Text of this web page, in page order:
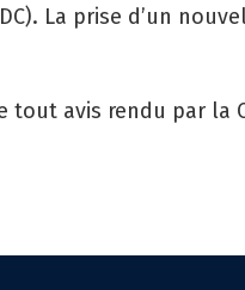
La prise d’un
tout avis rendu par